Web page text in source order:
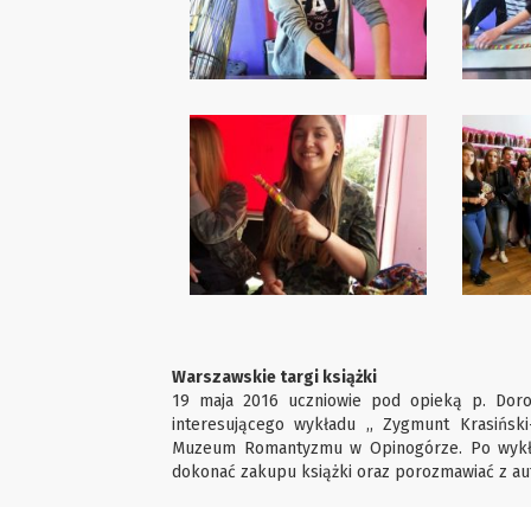
Warszawskie targi książki
19 maja 2016 uczniowie pod opieką p.
interesującego wykładu ,, Zygmunt
Muzeum Romantyzmu w Opinogórze. Po
dokonać zakupu książki oraz porozmawiać z